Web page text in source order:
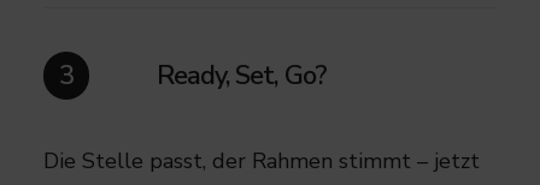
3 Ready, Set, Go?
Die Stelle passt, der Rahmen stimmt – jetzt